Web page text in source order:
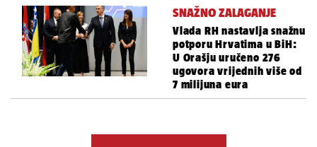
SNAŽNO ZALAGANJE
Vlada RH nastavlja snažnu
potporu Hrvatima u BiH:
U Orašju uručeno 276
ugovora vrijednih više od
7 milijuna eura